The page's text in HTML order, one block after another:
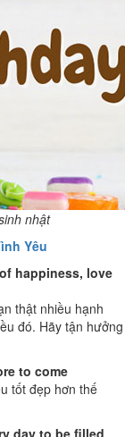
nhật
Yêu
happiness, love
thật nhiều hạnh
đó. Hãy tận hưởng
to come
tốt đẹp hơn thế
day to be filled